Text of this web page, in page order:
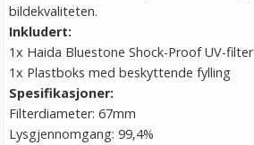
bildekvaliteten.
Inkludert:
1x Haida Bluestone Shock-Proof UV-filter
1x Plastboks med beskyttende fylling
Spesifikasjoner:
Filterdiameter: 67mm
Lysgjennomgang: 99,4%